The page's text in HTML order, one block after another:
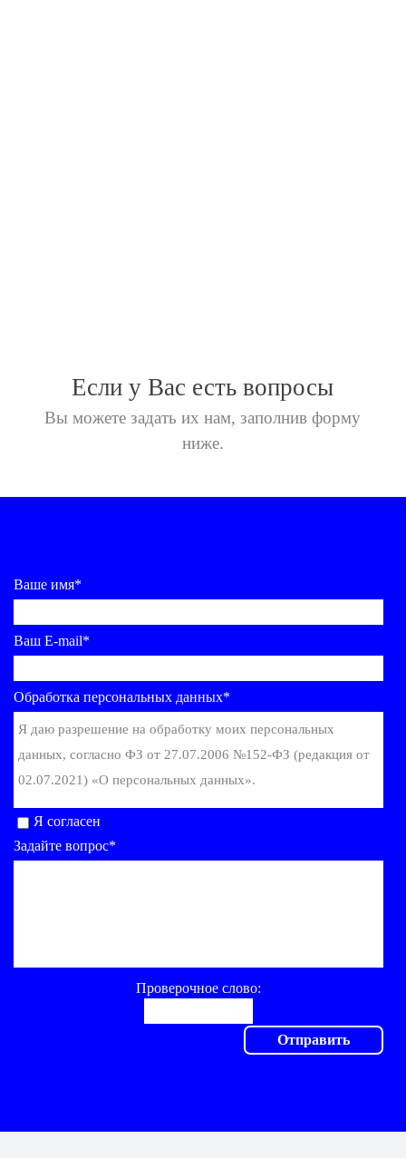
Если у Вас есть вопросы
Вы можете задать их нам, заполнив форму
ниже.
Ваше имя*
Ваш E-mail*
Обработка персональных данных*
Я даю разрешение на обработку моих персональных
данных, согласно ФЗ от 27.07.2006 №152-ФЗ (редакция от
02.07.2021) «О персональных данных».
Я согласен
Задайте вопрос*
Проверочное слово: